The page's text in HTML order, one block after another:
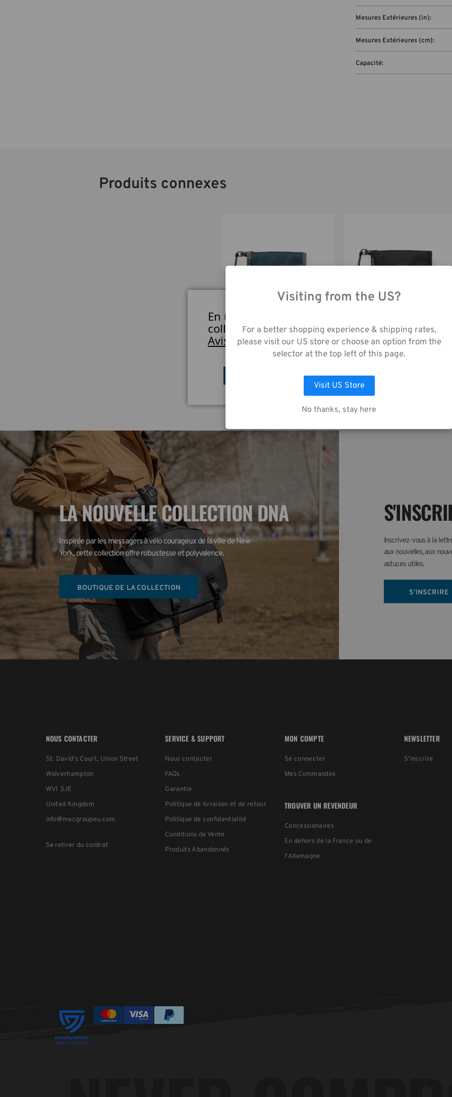
Mesures Extérieures (in):
Mesures Extérieures (cm):
Capacité:
Produits connexes
Tools Porte cartes SD6+CF6 -
Tools Porte cartes SD6+CF6 -
Noir
30,00€
LA NOUVELLE COLLECTION DNA
Inspirée par les messagers à vélo courageux de la ville de New
York, cette collection offre robustesse et polyvalence.
BOUTIQUE DE LA COLLECTION
Inscrivez-vous à la
aux nouvelles, aux
astuces utiles.
S'INSCRIRE
NOUS CONTACTER
St. David's Court, Union Street
Wolverhampton
WV1 3JE
United Kingdom
info@macgroupeu.com
Se retirer du contrat
SERVICE & SUPPORT
Nous contacter
FAQs
Garantie
Politique de livraison et de retour
Politique de confidentialité
Conditions de Vente
Produits Abandonnés
MON COMPTE
Se connecter
Mes Commandes
TROUVER UN REVENDEUR
Concessionaires
En dehors de la France ou de
l'Allemagne
NEWSLETTER
S'inscrire
En utilisant notre site web, vous acceptez la
collecte de données telle que décrite dans
Avis de Confidentialité.
LAISSEZ MOI CHOISIR ACCEPTER TOUS LES COOKIES
Visiting from the US?
For a better shopping experience & shipping rates,
please visit our US store or choose an option from the
selector at the top left of this page.
Visit US Store
No thanks, stay here